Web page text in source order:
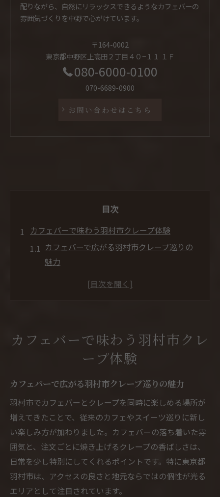
配りながら、自然にリラックスできるようなカフェバーの
雰囲気づくりを中野で心がけています。
〒164-0002
東京都中野区上高田２丁目４０−１１ １Ｆ
080-6000-0100
070-6689-0900
お問い合わせはこちら
目次
カフェバーで味わう羽村市クレープ体験
カフェバーで広がる羽村市クレープ巡りの
魅力
クレープ好き必見のカフェバー体験を羽村
口コミ評価で選ぶ羽村市カフェバーのクレ
み方
羽村市で楽しむカフェバーと最新スイーツ
カフェバー発の最新クレープスイーツ特集
季節限定スイーツを羽村市のカフェバーで
発見
カフェバーの新感覚クレープが楽しめる羽
村市の魅力
カフェバーで味わう羽村市クレ
ープ体験
カフェバーで広がる羽村市クレープ巡りの魅力
羽村市でカフェバーとクレープを同時に楽しめる場所が
増えてきたことで、従来のカフェやスイーツ巡りに新し
い楽しみ方が加わりました。カフェバーの落ち着いた雰
囲気と、注文ごとに焼き上げるクレープの香ばしさは、
日常を少し特別にしてくれるポイントです。特に東京都
羽村市は、アクセスの良さと地元ならではの個性が光る
エリアとして注目されています。